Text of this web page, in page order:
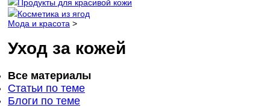
Продукты для красивой кожи
Косметика из ягод
Мода и красота >
Уход за кожей
Все материалы
Статьи по теме
Блоги по теме